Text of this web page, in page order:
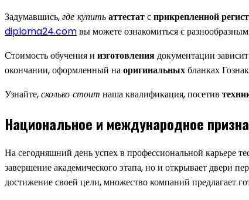
Задумавшись,где купитьаттестатсприкрепленной
diploma24.comвы можете ознакомиться с
Стоимость обучения и изготовлениядокументации
окончании, оформленный наоригинальныхбланках
Узнайте,сколько стоит наша квалификация, посетив
Национальное и международное
На сегодняшний день успех в профессиональной карьере
завершение академического этапа, но и открывает двери
достижение своей цели, множество компаний предлагает